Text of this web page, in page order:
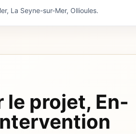
La Seyne-sur-Mer, Ollioules.
le projet, En-